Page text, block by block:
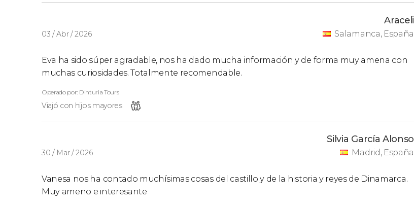
03 / Abr / 2026
Araceli
Salamanca, España
Eva ha sido súper agradable, nos ha dado mucha información y de forma muy amena con
muchas curiosidades. Totalmente recomendable.
Operado por: Dinturia Tours
Viajó con hijos mayores
30 / Mar / 2026
Silvia García Alonso
Madrid, España
Vanesa nos ha contado muchísimas cosas del castillo y de la historia y reyes de Dinamarca.
Muy ameno e interesante